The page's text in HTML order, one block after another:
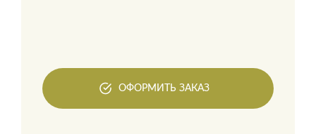
ОФОРМИТЬ ЗАКАЗ